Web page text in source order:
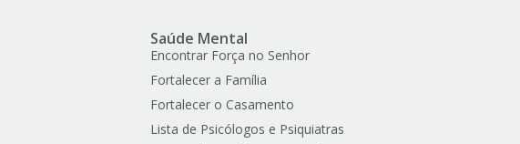
Saúde Mental
Encontrar Força no Senhor
Fortalecer a Família
Fortalecer o Casamento
Lista de Psicólogos e Psiquiatras